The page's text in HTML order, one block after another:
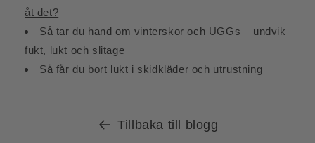
åt det?
Så tar du hand om vinterskor och UGGs – undvik
fukt, lukt och slitage
Så får du bort lukt i skidkläder och utrustning
Tillbaka till blogg